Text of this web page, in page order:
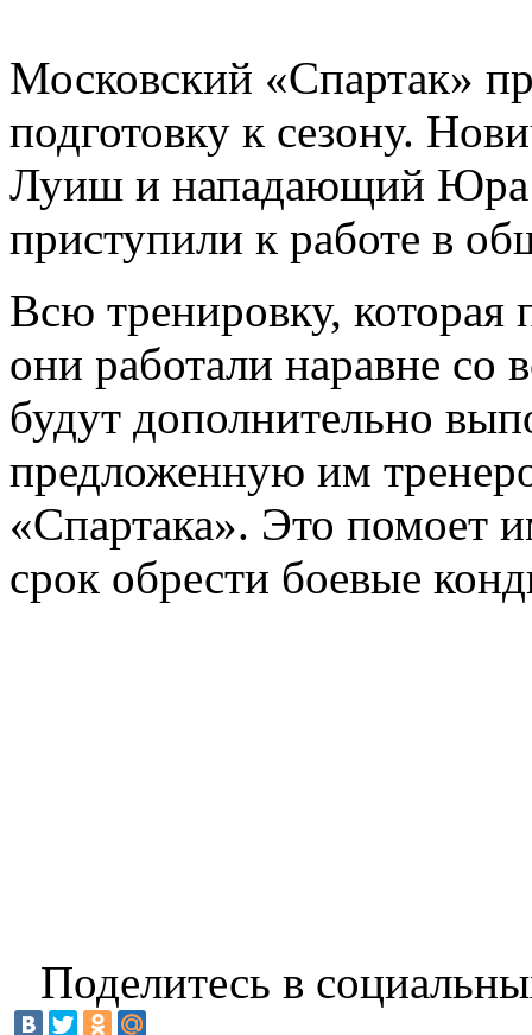
Московский «Спартак»
подготовку к сезону.
Луиш и нападающий Юра
приступили к работе в
Всю тренировку, которая
они работали наравне со
будут дополнительно
предложенную им
«Спартака». Это помоет
срок обрести боевые
Поделитесь в